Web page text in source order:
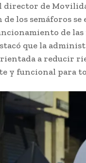
director de
los semáforos
de
que la
a reducir
y funcional para